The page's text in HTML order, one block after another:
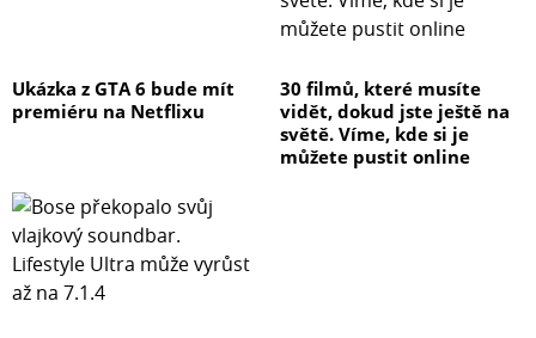
Ukázka z GTA 6 bude mít
premiéru na Netflixu
30 filmů, které musíte
vidět, dokud jste ještě na
světě. Víme, kde si je
můžete pustit online